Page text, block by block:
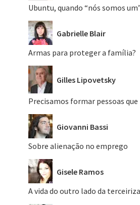
Ubuntu, quando “nós somos
Gabrielle Blair
Armas para proteger a família?
Gilles Lipovetsky
Precisamos formar pessoas que
Giovanni Bassi
Sobre alienação no emprego
Gisele Ramos
A vida do outro lado da